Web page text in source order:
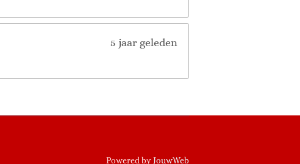
5 jaar geleden
Powered byJouwWeb